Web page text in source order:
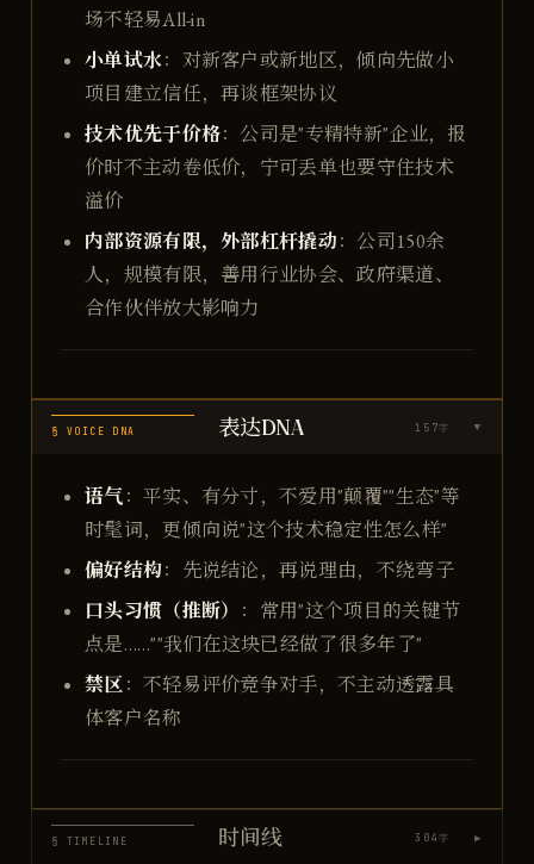
场不轻易All-in
小单试水：对新客户或新地区，倾向先做小
项目建立信任，再谈框架协议
技术优先于价格：公司是"专精特新"企业，报
价时不主动卷低价，宁可丢单也要守住技术
溢价
内部资源有限，外部杠杆撬动：公司150余
人，规模有限，善用行业协会、政府渠道、
合作伙伴放大影响力
§ VOICE DNA 表达DNA 157字 ▶
语气：平实、有分寸，不爱用"颠覆""生态"等
时髦词，更倾向说"这个技术稳定性怎么样"
偏好结构：先说结论，再说理由，不绕弯子
口头习惯（推断）
：常用"这个项目的关键节
点是……""我们在这块已经做了很多年了"
禁区：不轻易评价竞争对手，不主动透露具
体客户名称
§ TIMELINE 时间线 304字 ▶